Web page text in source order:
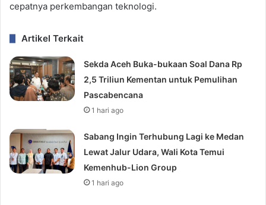
cepatnya perkembangan teknologi.
Artikel Terkait
Sekda Aceh Buka-bukaan Soal Dana Rp
2,5 Triliun Kementan untuk Pemulihan
Pascabencana
1 hari ago
Sabang Ingin Terhubung Lagi ke Medan
Lewat Jalur Udara, Wali Kota Temui
Kemenhub-Lion Group
1 hari ago